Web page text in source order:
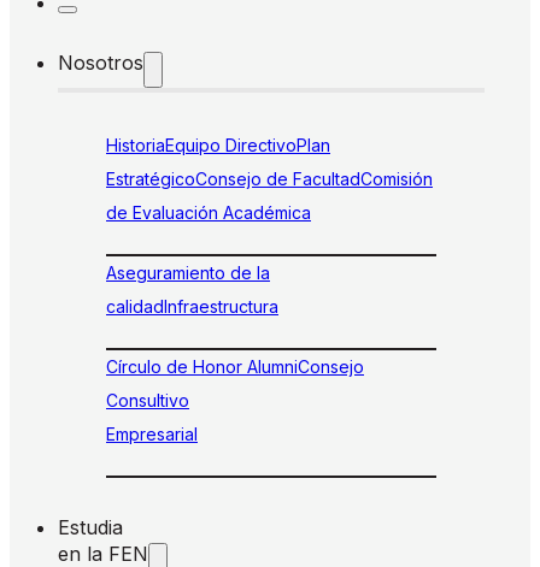
Nosotros
HistoriaEquipo DirectivoPlan
EstratégicoConsejo de FacultadComisión
de Evaluación Académica
Aseguramiento de la
calidadInfraestructura
Círculo de Honor AlumniConsejo
Consultivo
Empresarial
Estudia
en la FEN